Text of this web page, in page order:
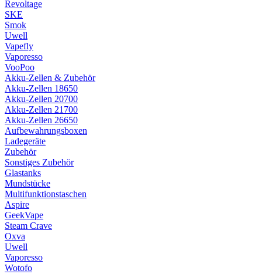
Revoltage
SKE
Smok
Uwell
Vapefly
Vaporesso
VooPoo
Akku-Zellen & Zubehör
Akku-Zellen 18650
Akku-Zellen 20700
Akku-Zellen 21700
Akku-Zellen 26650
Aufbewahrungsboxen
Ladegeräte
Zubehör
Sonstiges Zubehör
Glastanks
Mundstücke
Multifunktionstaschen
Aspire
GeekVape
Steam Crave
Oxva
Uwell
Vaporesso
Wotofo